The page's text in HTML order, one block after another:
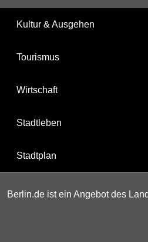
Kultur & Ausgehen
Tourismus
Wirtschaft
Stadtleben
Stadtplan
Berlin.de ist ein Angebot des